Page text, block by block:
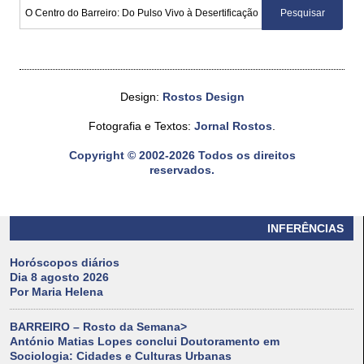
INFERÊNCIAS
Horóscopos diários
Dia 8 agosto 2026
Por Maria Helena
BARREIRO – Rosto da Semana>
António Matias Lopes conclui Doutoramento em
Sociologia: Cidades e Culturas Urbanas
Design: Rostos Design
Fotografia e Textos: Jornal Rostos.
Copyright © 2002-2026 Todos os direitos
reservados.